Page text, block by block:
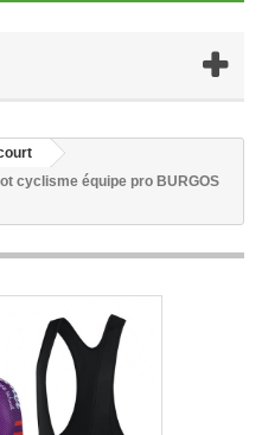
cyclisme équipe pro BURGOS